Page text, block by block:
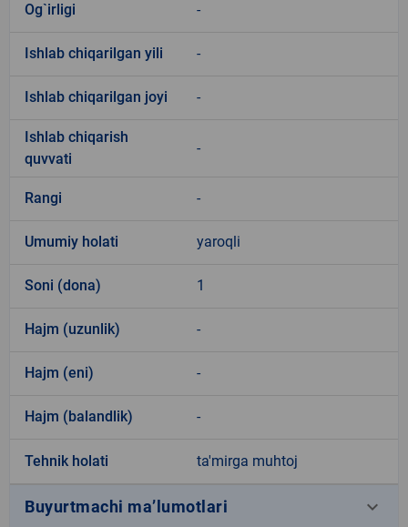
Og`irligi -
Ishlab chiqarilgan yili -
Ishlab chiqarilgan joyi -
Ishlab chiqarish
quvvati
-
Rangi -
Umumiy holati yaroqli
Soni (dona) 1
Hajm (uzunlik) -
Hajm (eni) -
Hajm (balandlik) -
Tehnik holati ta'mirga muhtoj
Buyurtmachi ma’lumotlari keyboard_arrow_down